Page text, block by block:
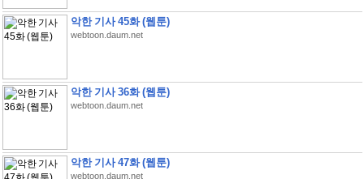
악한 기사 45화 (웹툰)
webtoon.daum.net
악한 기사 36화 (웹툰)
webtoon.daum.net
악한 기사 47화 (웹툰)
webtoon.daum.net